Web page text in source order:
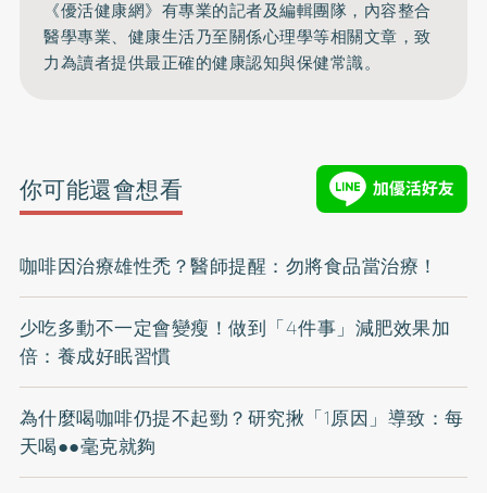
《優活健康網》有專業的記者及編輯團隊，內容整合
醫學專業、健康生活乃至關係心理學等相關文章，致
力為讀者提供最正確的健康認知與保健常識。
你可能還會想看
咖啡因治療雄性禿？醫師提醒：勿將食品當治療！
少吃多動不一定會變瘦！做到「4件事」減肥效果加
倍：養成好眠習慣
為什麼喝咖啡仍提不起勁？研究揪「1原因」導致：每
天喝●●毫克就夠